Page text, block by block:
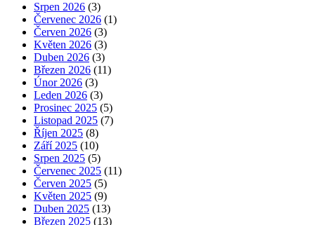
Srpen 2026 (3)
Červenec 2026 (1)
Červen 2026 (3)
Květen 2026 (3)
Duben 2026 (3)
Březen 2026 (11)
Únor 2026 (3)
Leden 2026 (3)
Prosinec 2025 (5)
Listopad 2025 (7)
Říjen 2025 (8)
Září 2025 (10)
Srpen 2025 (5)
Červenec 2025 (11)
Červen 2025 (5)
Květen 2025 (9)
Duben 2025 (13)
Březen 2025 (13)